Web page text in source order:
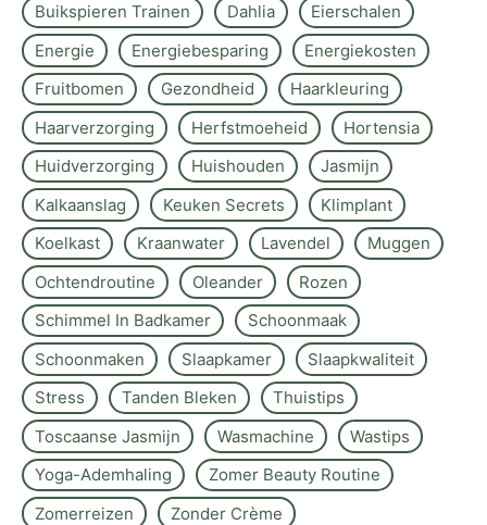
Buikspieren Trainen
Dahlia
Eierschalen
Energie
Energiebesparing
Energiekosten
Fruitbomen
Gezondheid
Haarkleuring
Haarverzorging
Herfstmoeheid
Hortensia
Huidverzorging
Huishouden
Jasmijn
Kalkaanslag
Keuken Secrets
Klimplant
Koelkast
Kraanwater Lavendel
Muggen
Ochtendroutine
Oleander
Rozen
Schimmel In Badkamer
Schoonmaak
Schoonmaken
Slaapkamer
Slaapkwaliteit
Stress
Tanden Bleken
Thuistips
Toscaanse Jasmijn
Wasmachine
Wastips
Yoga-Ademhaling
Zomer Beauty Routine
Zomerreizen
Zonder Crème